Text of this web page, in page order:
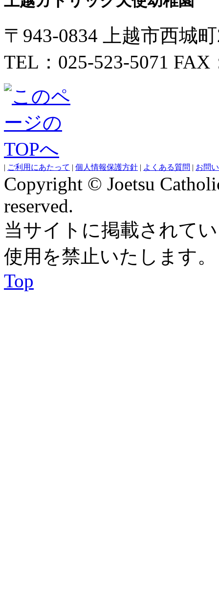
〒943-0834 上越市西城
TEL：025-523-5071 FAX
| ご利用にあたって | 個人情報保護方針 | よくある質問 | お問
Copyright © Joetsu
reserved.
当サイトに掲載されて
使用を禁止いたします。
Top